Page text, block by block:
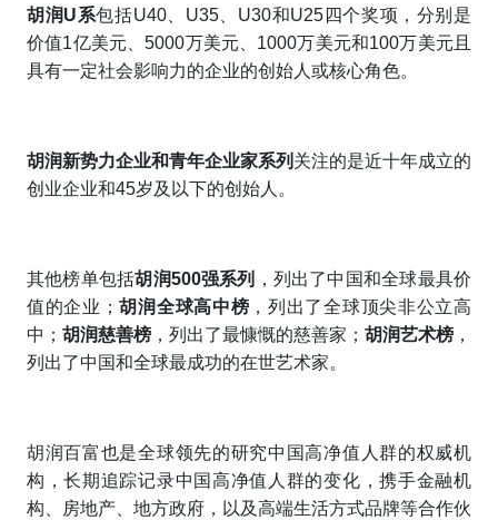
胡润U系包括U40、U35、U30和U25四个奖项，分别是
价值1亿美元、5000万美元、1000万美元和100万美元且
具有一定社会影响力的企业的创始人或核心角色。
胡润新势力企业和青年企业家系列 关注的是近十年成立的
创业企业和45岁及以下的创始人。
其他榜单包括胡润500强系列
，列出了中国和全球最具价
值的企业； 胡润全球高中榜 ，列出了全球顶尖非公立高
中； 胡润慈善榜 ，列出了最慷慨的慈善家； 胡润艺术榜 ，
列出了中国和全球最成功的在世艺术家。
胡润百富也是全球领先的研究中国高净值人群的权威机
构，长期追踪记录中国高净值人群的变化，携手金融机
构、房地产、地方政府，以及高端生活方式品牌等合作伙